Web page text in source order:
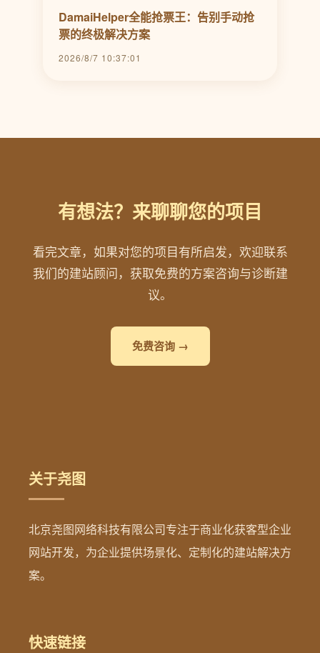
DamaiHelper全能抢票王：告别手动抢
票的终极解决方案
2026/8/7 10:37:01
有想法？来聊聊您的项目
看完文章，如果对您的项目有所启发，欢迎联系
我们的建站顾问，获取免费的方案咨询与诊断建
议。
免费咨询 →
关于尧图
北京尧图网络科技有限公司专注于商业化获客型企业
网站开发，为企业提供场景化、定制化的建站解决方
案。
快速链接